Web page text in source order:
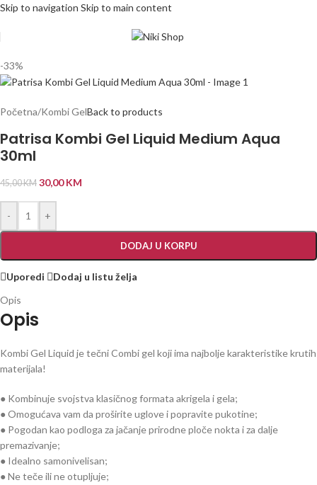
Skip to navigation Skip to main content
-33%
Početna/Kombi GelBack to products
Patrisa Kombi Gel Liquid Medium Aqua
30ml
45,00KM 30,00KM
- +
DODAJ U KORPU
Uporedi
Dodaj u listu želja
Opis
Opis
Kombi Gel Liquid je tečni Combi gel koji ima najbolje karakteristike krutih
materijala!
● Kombinuje svojstva klasičnog formata akrigela i gela;
● Omogućava vam da proširite uglove i popravite pukotine;
● Pogodan kao podloga za jačanje prirodne ploče nokta i za dalje
premazivanje;
● Idealno samonivelisan;
● Ne teče ili ne otupljuje;